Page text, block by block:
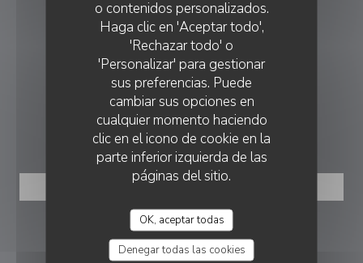
o contenidos personalizados.
Haga clic en 'Aceptar todo',
'Rechazar todo' o
'Personalizar' para gestionar
sus preferencias. Puede
cambiar sus opciones en
cualquier momento haciendo
clic en el icono de cookie en la
parte inferior izquierda de las
páginas del sitio.
OK, aceptar todas
Denegar todas las cookies
Mouné
30 Rue Fortia 13001 Marseille((abre en una
09 54 75 56 45
RESERVA
RESERVAR UNA MESA
SEGUIRNOS
MOUNÉ